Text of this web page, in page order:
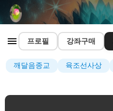
프로필 강좌구매
깨달음종교 육조선사상